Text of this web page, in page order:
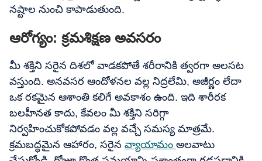
నష్టాల నుంచి కాపాడుతుంది.
ఆరోగ్యం: క్రమశిక్షణ అవసరం
మీ శక్తిని సరైన దిశలో వాడకపోతే శరీరానికి త్వరగా అలసట
వస్తుంది. అనవసర ఆందోళనల వల్ల నిద్రలేమి, అజీర్ణం లేదా
ఒక రకమైన ఆశాంతి కలిగే అవకాశం ఉంది. ఇది శారీరక
బలహీనత కాదు, కేవలం మీ శక్తిని సరిగ్గా
నిర్వహించుకోకపోవడం వల్ల వచ్చే సమస్య మాత్రమే.
క్రమబద్ధమైన ఆహారం, సరైన వ్యాయామం అలవాటు